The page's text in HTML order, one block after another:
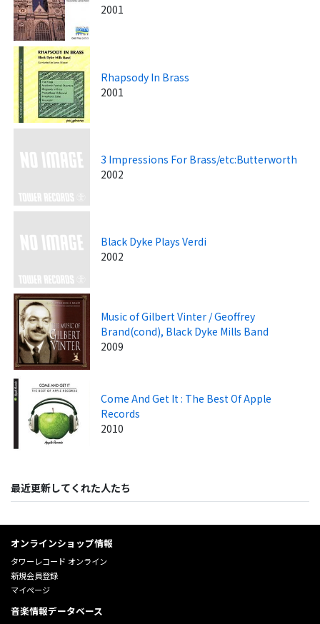
2001
Rhapsody In Brass
2001
3 Impressions For Brass/etc:Butterworth
2002
Black Dyke Plays Verdi
2002
Music of Gilbert Vinter / Geoffrey
Brand(cond), Black Dyke Mills Band
2009
Come And Get It : The Best Of Apple
Records
2010
最近更新してくれた人たち
オンラインショップ情報
タワーレコード オンライン
新規会員登録
マイページ
音楽情報データベース